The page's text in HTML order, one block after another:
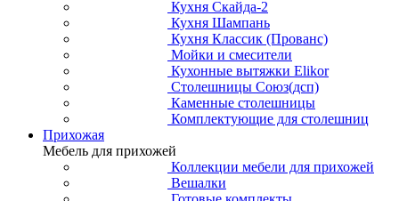
Кухня Скайда-2
Кухня Шампань
Кухня Классик (Прованс)
Мойки и смесители
Кухонные вытяжки Elikor
Столешницы Союз(дсп)
Каменные столешницы
Комплектующие для столешниц
Прихожая
Мебель для прихожей
Коллекции мебели для прихожей
Вешалки